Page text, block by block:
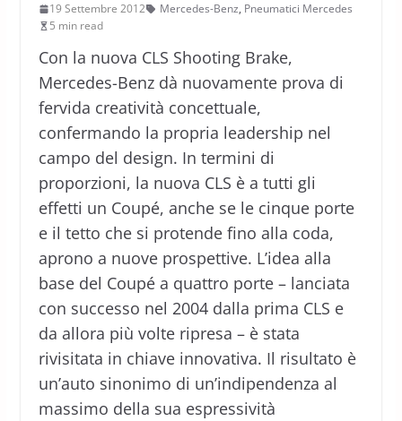
19 Settembre 2012 Mercedes-Benz, Pneumatici Mercedes
5 min read
Con la nuova CLS Shooting Brake,
Mercedes-Benz dà nuovamente prova di
fervida creatività concettuale,
confermando la propria leadership nel
campo del design. In termini di
proporzioni, la nuova CLS è a tutti gli
effetti un Coupé, anche se le cinque porte
e il tetto che si protende fino alla coda,
aprono a nuove prospettive. L’idea alla
base del Coupé a quattro porte – lanciata
con successo nel 2004 dalla prima CLS e
da allora più volte ripresa – è stata
rivisitata in chiave innovativa. Il risultato è
un’auto sinonimo di un’indipendenza al
massimo della sua espressività